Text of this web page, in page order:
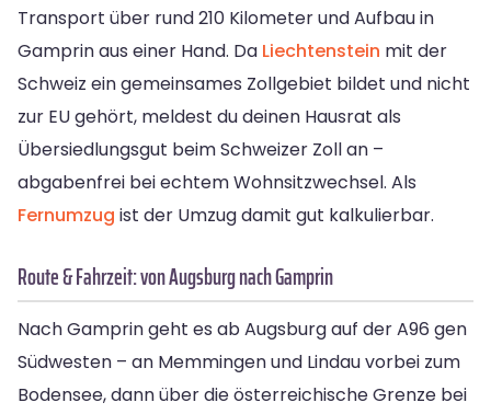
Transport über rund 210 Kilometer und Aufbau in
Gamprin aus einer Hand. Da Liechtenstein mit der
Schweiz ein gemeinsames Zollgebiet bildet und nicht
zur EU gehört, meldest du deinen Hausrat als
Übersiedlungsgut beim Schweizer Zoll an –
abgabenfrei bei echtem Wohnsitzwechsel. Als
Fernumzug ist der Umzug damit gut kalkulierbar.
Route & Fahrzeit: von Augsburg nach Gamprin
Nach Gamprin geht es ab Augsburg auf der A96 gen
Südwesten – an Memmingen und Lindau vorbei zum
Bodensee, dann über die österreichische Grenze bei